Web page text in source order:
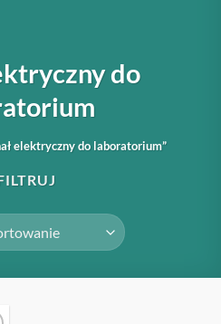
do
elektryczny do laboratorium”